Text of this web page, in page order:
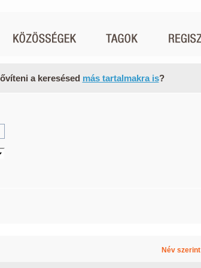
a keresésed más tartalmakra is?
Név szerint